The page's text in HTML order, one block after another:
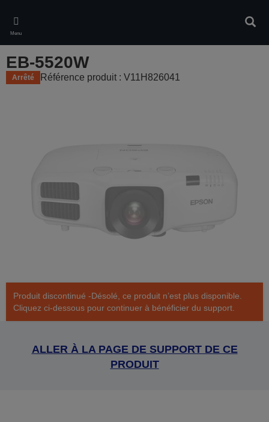
main
content
Menu
EB-5520W
Arrêté Référence produit : V11H826041
Produit discontinué -Désolé, ce produit n’est plus disponible.
Cliquez ci-dessous pour continuer à bénéficier du support.
ALLER À LA PAGE DE SUPPORT DE CE
PRODUIT